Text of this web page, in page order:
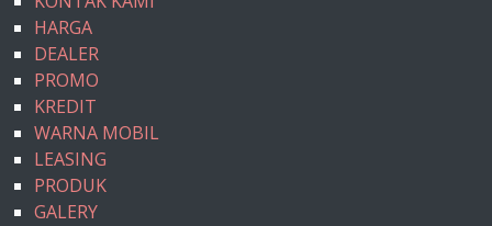
HARGA
DEALER
PROMO
KREDIT
WARNA MOBIL
LEASING
PRODUK
GALERY